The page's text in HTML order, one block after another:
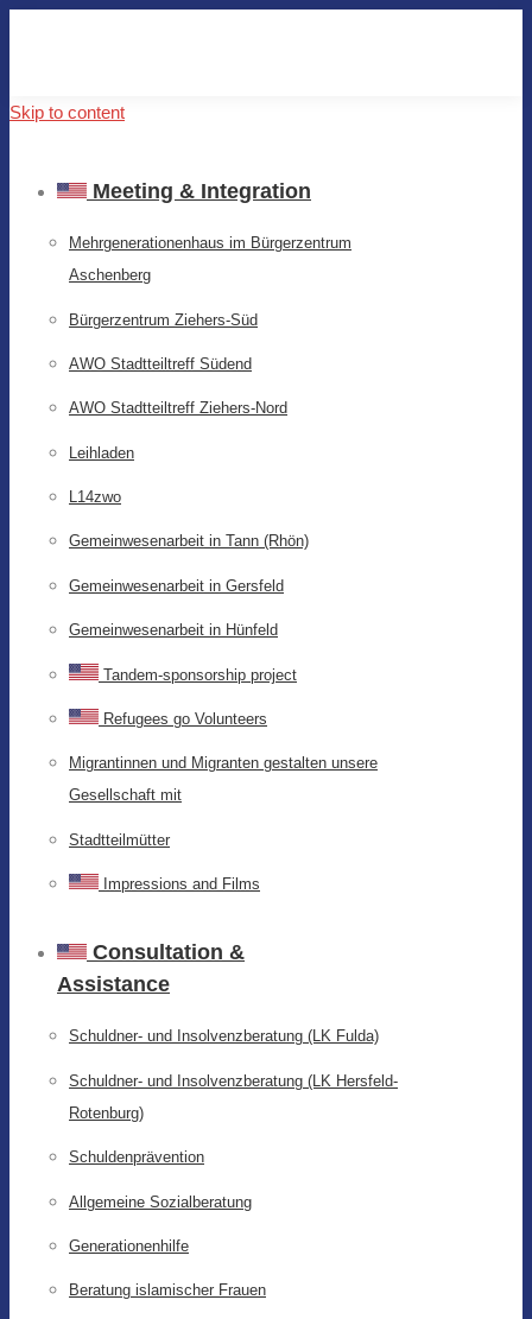
Skip to content
Meeting & Integration
Mehrgenerationenhaus im Bürgerzentrum
Aschenberg
Bürgerzentrum Ziehers-Süd
AWO Stadtteiltreff Südend
AWO Stadtteiltreff Ziehers-Nord
Leihladen
L14zwo
Gemeinwesenarbeit in Tann (Rhön)
Gemeinwesenarbeit in Gersfeld
Gemeinwesenarbeit in Hünfeld
Tandem-sponsorship project
Refugees go Volunteers
Migrantinnen und Migranten gestalten unsere
Gesellschaft mit
Stadtteilmütter
Impressions and Films
Consultation &
Assistance
Schuldner- und Insolvenzberatung (LK Fulda)
Schuldner- und Insolvenzberatung (LK Hersfeld-
Rotenburg)
Schuldenprävention
Allgemeine Sozialberatung
Generationenhilfe
Beratung islamischer Frauen